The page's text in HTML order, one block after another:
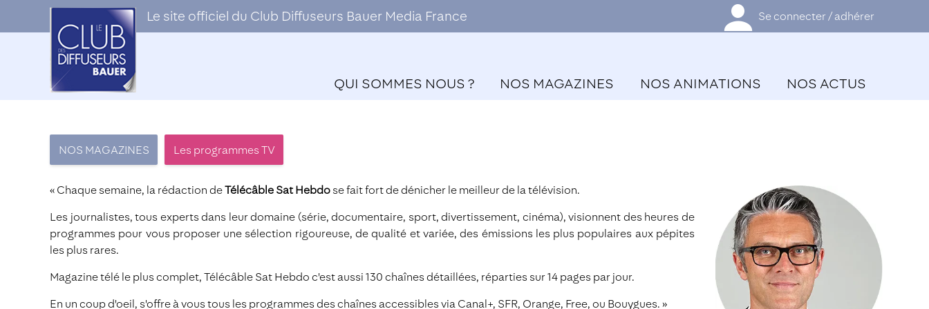
Le site officiel du Club Diffuseurs Bauer Media France Se connecter / adhérer
QUI SOMMES NOUS ? NOS MAGAZINES NOS ANIMATIONS NOS ACTUS
NOS MAGAZINES Les programmes TV
« Chaque semaine, la rédaction deTélécâble Sat Hebdo se fait fort de dénicher le meilleur de la télévision.
Les journalistes, tous experts dans leur domaine (série, documentaire, sport, divertissement, cinéma), visionnent des heures de
programmes pour vous proposer une sélection rigoureuse, de qualité et variée, des émissions les plus populaires aux pépites
les plus rares.
Magazine télé le plus complet, Télécâble Sat Hebdo c'est aussi 130 chaînes détaillées, réparties sur 14 pages par jour.
En un coup d'oeil, s'offre à vous tous les programmes des chaînes accessibles via Canal+, SFR, Orange, Free, ou Bouygues. »